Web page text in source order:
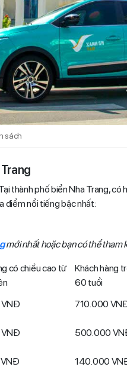
sách
thành phố biển Nha Trang,
điểm nổi tiếng bậc nhất:
mới nhất hoặc bạn có thể tham
có chiều cao từ
Khách hàng
60 tuổi
710.000
500.000
140.000